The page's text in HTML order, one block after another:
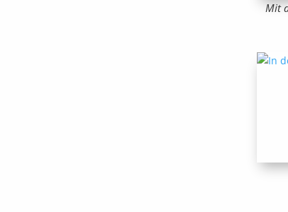
Mit